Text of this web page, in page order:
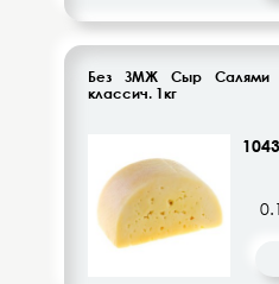
Без ЗМЖ Сыр Салями
классич. 1кг